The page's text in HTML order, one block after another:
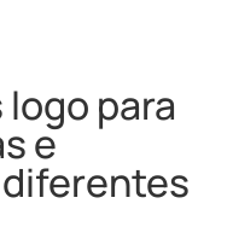
para
e